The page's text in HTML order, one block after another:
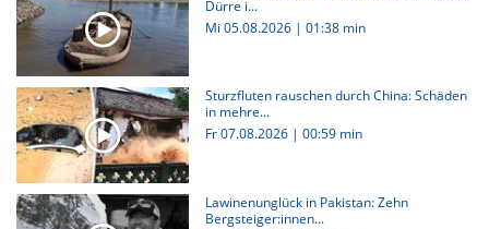
Dürre i...
Mi 05.08.2026 | 01:38 min
Sturzfluten rauschen durch China: Schäden
in mehre...
Fr 07.08.2026 | 00:59 min
Lawinenunglück in Pakistan: Zehn
Bergsteiger:innen...